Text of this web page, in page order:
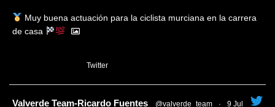
Muy buena actuación para la ciclista murciana en la carrera
de casa
Twitter
Valverde Team-Ricardo Fuentes @valverde_team · 9 Jul